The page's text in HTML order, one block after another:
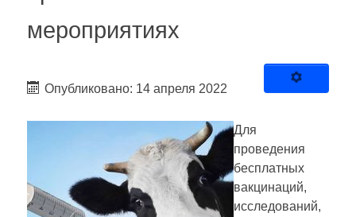
мероприятиях
Опубликовано: 14 апреля 2022
Для
проведения
бесплатных
вакцинаций,
исследований,